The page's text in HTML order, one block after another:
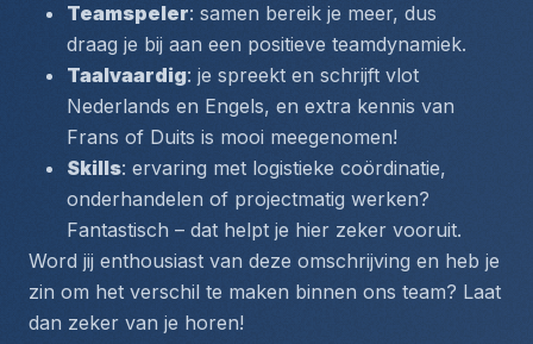
Teamspeler: samen bereik je meer, dus
draag je bij aan een positieve teamdynamiek.
Taalvaardig
Nederlands en Engels
Frans of Duits is mooi meegenomen!
Skills: ervaring met logistieke coördinatie,
onderhandelen of projectmatig werken?
Fantastisch – dat helpt je hier zeker vooruit.
Word jij enthousiast van deze omschrijving en heb je
zin om het verschil te maken binnen ons team? Laat
dan zeker van je horen!